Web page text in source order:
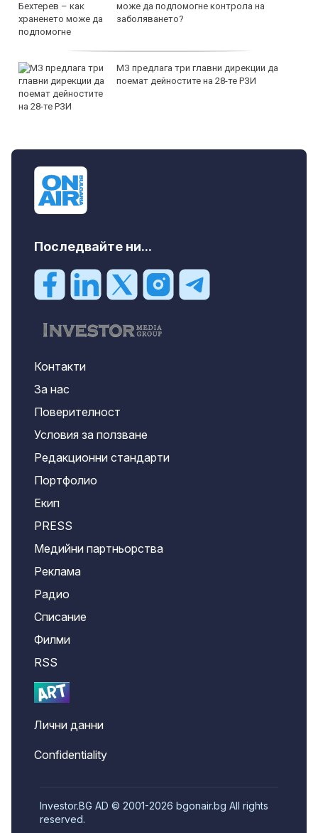
може да подпомогне контрола на
заболяването?
МЗ предлага три главни дирекции да
поемат дейностите на 28-те РЗИ
Последвайте ни...
Контакти
За нас
Поверителност
Условия за ползване
Редакционни стандарти
Портфолио
Екип
PRESS
Медийни партньорства
Реклама
Радио
Списание
Филми
RSS
Лични данни
Confidentiality
Investor.BG AD © 2001-2026 bgonair.bg All rights
reserved.